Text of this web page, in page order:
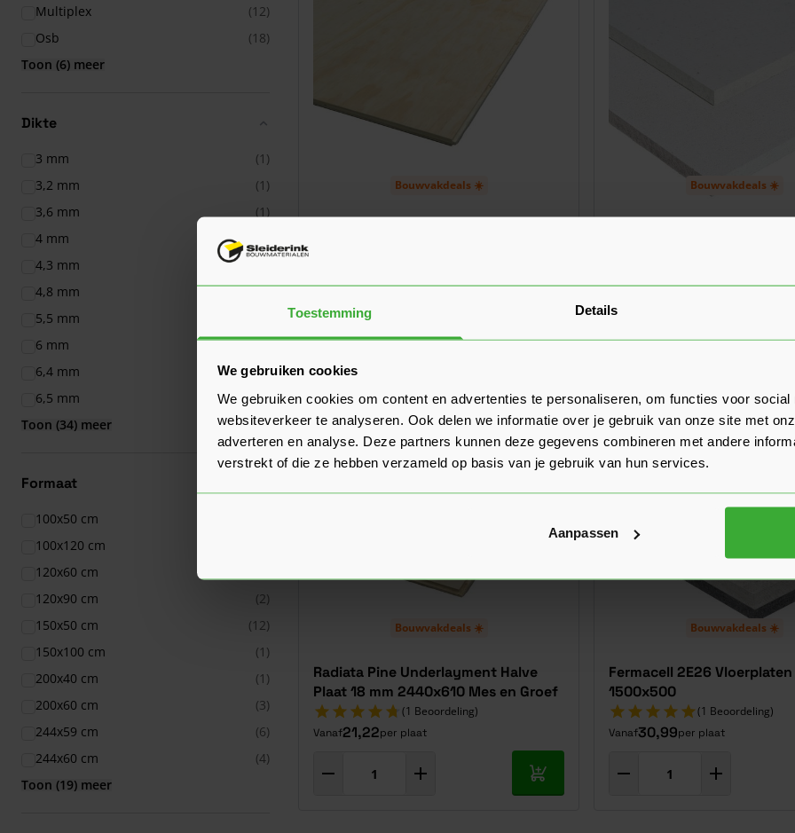
Toestemming Details
We gebruiken cookies
We gebruiken cookies om content en advertenties te personaliseren, om functies voor social
websiteverkeer te analyseren. Ook delen we informatie over je gebruik van onze site met
adverteren en analyse. Deze partners kunnen deze gegevens combineren met andere
verstrekt of die ze hebben verzameld op basis van je gebruik van hun services.
Aanpassen
Multiplex
(12)
Osb
(18)
Toon (6) meer
Dikte
3 mm
(1)
3,2 mm
(1)
3,6 mm
(1)
4 mm
4,3 mm
4,8 mm
(1)
5,5 mm
6 mm
(3)
6,4 mm
(1)
6,5 mm
(1)
Toon (34) meer
Formaat
100x50 cm
100x120 cm
120x60 cm
120x90 cm
(2)
150x50 cm
(12)
150x100 cm
(1)
200x40 cm
(1)
200x60 cm
(3)
244x59 cm
(6)
244x60 cm
(4)
Toon (19) meer
Bouwvakdeals ☀️
Vanaf41,03per plaat
In mijn winkelwagen
Bouwvakdeals ☀️
Vanaf20,47per plaat
Bouwvakdeals ☀️
Radiata Pine Underlayment Halve
Plaat 18 mm 2440x610 Mes en Groef
(1 Beoordeling)
Vanaf21,22per plaat
In mijn winkelwagen
Bouwvakdeals ☀️
Fermacell 2E26
1500x500
(1 Beoordeling)
Vanaf30,99per plaat